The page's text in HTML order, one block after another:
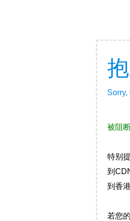
被阻
特别
到
到香
若您